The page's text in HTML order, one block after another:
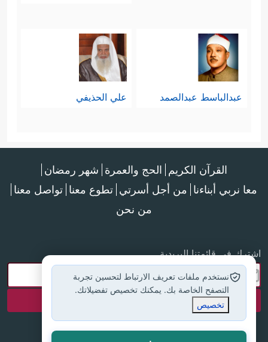
عبدالباسط عبدالصمد علي الحذيفي
القرآن الكريم الحج والعمرة شهر رمضان
معا نربي أبناءنا من أجل أسرتي تطوع معنا تواصل معنا
من نحن
اشترك في قائمتنا البريدية
نستخدم ملفات تعريف الارتباط لتحسين تجربة
التصفح الخاصة بك. يمكنك تخصيص تفضيلاتك.
تخصيص